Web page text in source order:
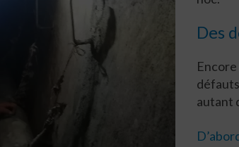
Des
autant